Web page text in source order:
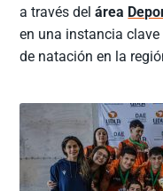
a través delárea
en una instancia
de natación en la